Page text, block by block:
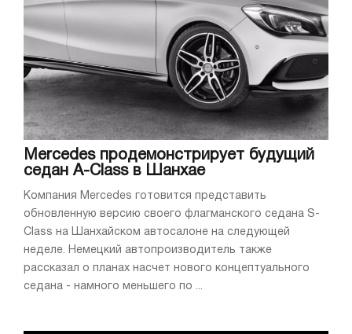
Mercedes продемонстрирует будущий
седан A-Class в Шанхае
Компания Mercedes готовится представить
обновленную версию своего флагманского седана S-
Class на Шанхайском автосалоне на следующей
неделе. Немецкий автопроизводитель также
рассказал о планах насчет нового концептуального
седана - намного меньшего по ...